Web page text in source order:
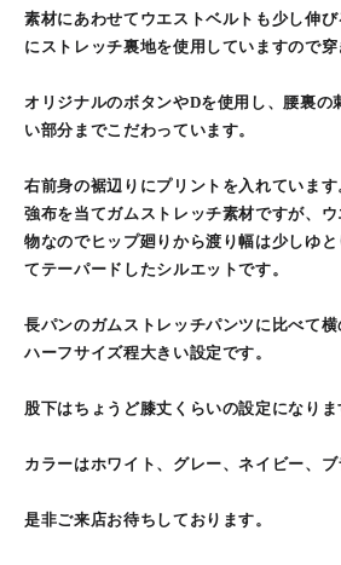
素材にあわせてウエストベルトも少し伸
にストレッチ裏地を使用していますので穿
オリジナルのボタンやDを使用し、腰裏の
い部分までこだわっています。
右前身の裾辺りにプリントを入れていま
強布を当てガムストレッチ素材ですが、
物なのでヒップ廻りから渡り幅は少しゆ
てテーパードしたシルエットです。
長パンのガムストレッチパンツに比べて横
ハーフサイズ程大きい設定です。
股下はちょうど膝丈くらいの設定になりま
カラーはホワイト、グレー、ネイビー、ブ
是非ご来店お待ちしております。